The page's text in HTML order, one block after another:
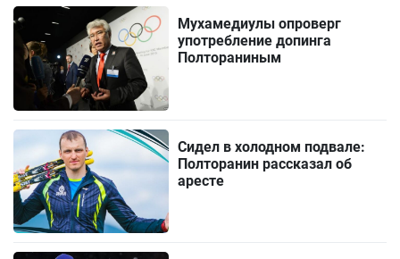
Мухамедиулы опроверг
употребление допинга
Полтораниным
Сидел в холодном подвале:
Полторанин рассказал об
аресте